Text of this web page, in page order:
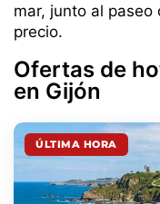
mar, junto al paseo
precio.
Ofertas de
en Gijón
ÚLTIMA HORA